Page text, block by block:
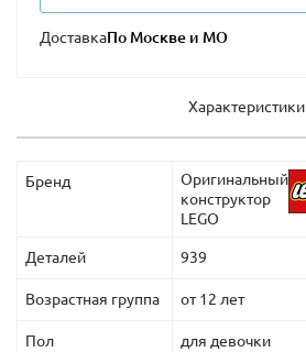
Доставка
Характеристики
Бренд
Оригинальный
конструктор
LEGO
Деталей 939
Возрастная группа от 12 лет
Пол для девочки